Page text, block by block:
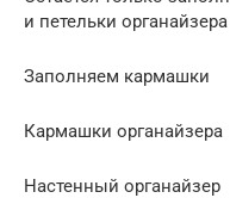
и петельки
Заполняем кармашки
Кармашки органайзера
Настенный органайзер